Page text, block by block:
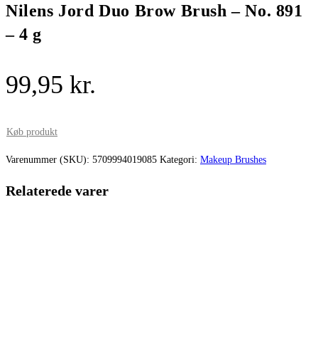
Nilens Jord Duo Brow Brush – No. 891
– 4 g
99,95 kr.
Køb produkt
Varenummer (SKU): 5709994019085 Kategori: Makeup Brushes
Relaterede varer